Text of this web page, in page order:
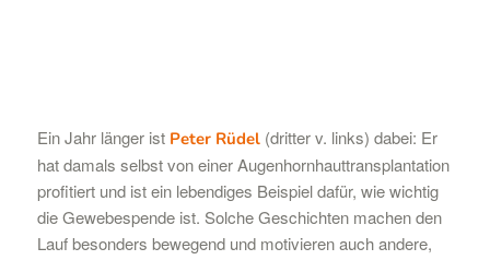
Ein Jahr länger ist Peter Rüdel (dritter v. links) dabei: Er
hat damals selbst von einer Augenhornhauttransplantation
profitiert und ist ein lebendiges Beispiel dafür, wie wichtig
die Gewebespende ist. Solche Geschichten machen den
Lauf besonders bewegend und motivieren auch andere,